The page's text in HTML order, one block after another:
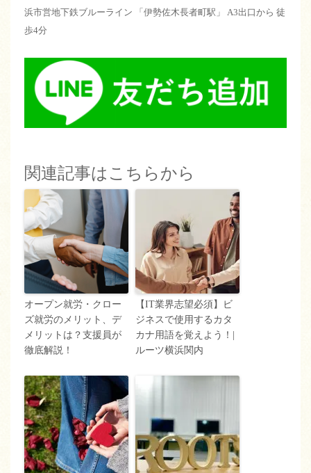
浜市営地下鉄ブルーライン 「伊勢佐木長者町駅」 A3出口から 徒
歩4分
関連記事はこちらから
オープン就労・クロー
ズ就労のメリット、デ
メリットは？支援員が
徹底解説！
【IT業界志望必須】ビ
ジネスで使用するカタ
カナ用語を覚えよう！|
ルーツ横浜関内